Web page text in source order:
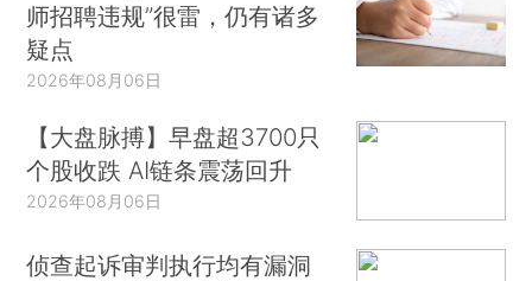
师招聘违规”很雷，仍有诸多
疑点
2026年08月06日
【大盘脉搏】早盘超3700只
个股收跌 AI链条震荡回升
2026年08月06日
侦查起诉审判执行均有漏洞